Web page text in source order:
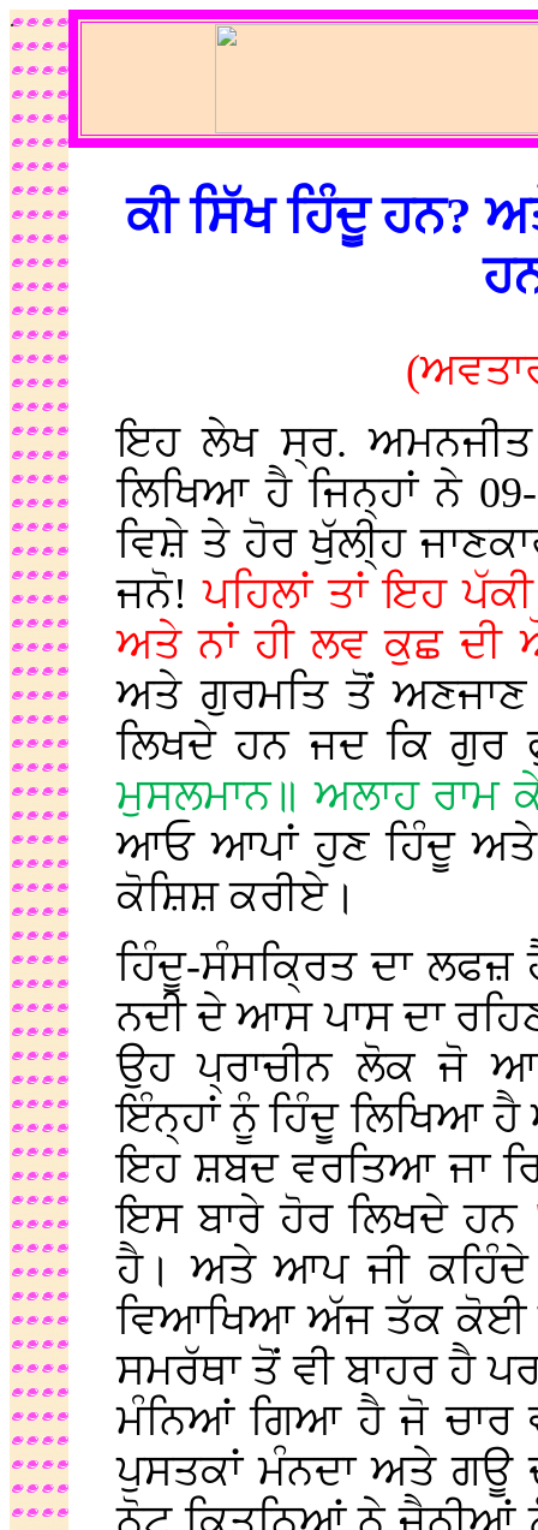
.
ਕੀ ਸਿੱਖ ਹਿੰਦੂ ਹਨ?
ਇਹ ਲੇਖ ਸ੍ਰ. ਅਮਨਜੀਤ
ਲਿਖਿਆ ਹੈ ਜਿਨ੍ਹਾਂ ਨੇ
ਵਿਸ਼ੇ ਤੇ ਹੋਰ ਖੁੱਲੀ੍ਹ
ਜਨੋ!ਪਹਿਲਾਂ ਤਾਂ ਇਹ
ਅਤੇ ਨਾਂ ਹੀ ਲਵ ਕੁਛ ਦੀ
ਅਤੇ ਗੁਰਮਤਿ ਤੋਂ ਅਣਜਾਣ
ਲਿਖਦੇ ਹਨ ਜਦ ਕਿ ਗੁਰ
ਮੁਸਲਮਾਨ॥ ਅਲਾਹ ਰਾਮ
ਆਓ ਆਪਾਂ ਹੁਣ ਹਿੰਦੂ ਅਤੇ
ਕੋਸ਼ਿਸ਼ ਕਰੀਏ।
ਹਿੰਦੂ-ਸੰਸਕ੍ਰਿਤ ਦਾ
ਨਦੀ ਦੇ ਆਸ ਪਾਸ ਦਾ
ਉਹ ਪ੍ਰਾਚੀਨ ਲੋਕ ਜੋ
ਇੰਨ੍ਹਾਂ ਨੂੰ ਹਿੰਦੂ ਲਿਖਿਆ
ਇਹ ਸ਼ਬਦ ਵਰਤਿਆ ਜਾ
ਇਸ ਬਾਰੇ ਹੋਰ ਲਿਖਦੇ ਹਨ
ਹੈ। ਅਤੇ ਆਪ ਜੀ ਕਹਿੰਦੇ
ਵਿਆਖਿਆ ਅੱਜ ਤੱਕ ਕੋਈ
ਸਮਰੱਥਾ ਤੋਂ ਵੀ ਬਾਹਰ ਹੈ
ਮੰਨਿਆਂ ਗਿਆ ਹੈ ਜੋ ਚਾਰ
ਪੁਸਤਕਾਂ ਮੰਨਦਾ ਅਤੇ ਗਊ